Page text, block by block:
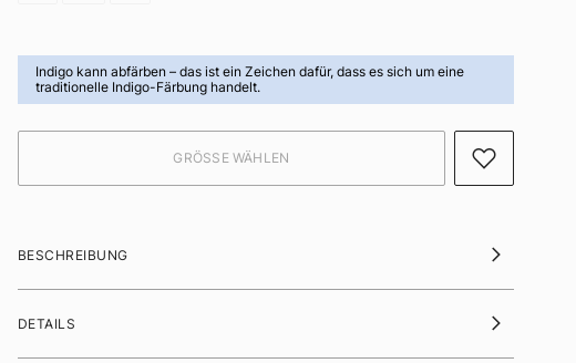
Indigo kann abfärben – das ist ein Zeichen dafür, dass es sich um eine
traditionelle Indigo-Färbung handelt.
BESCHREIBUNG
DETAILS